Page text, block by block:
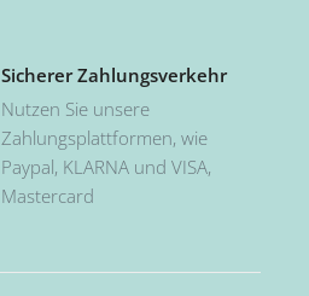
Sicherer Zahlungsverkehr
Nutzen Sie unsere
Zahlungsplattformen, wie
Paypal, KLARNA und VISA,
Mastercard